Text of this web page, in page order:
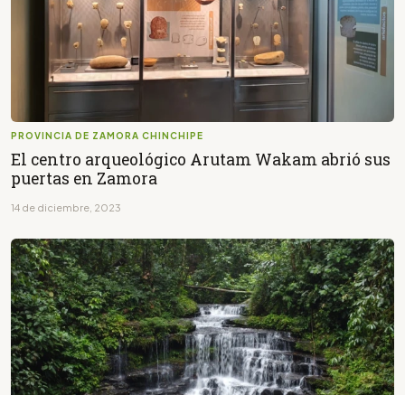
PROVINCIA DE ZAMORA CHINCHIPE
El centro arqueológico Arutam Wakam abrió sus
puertas en Zamora
14 de diciembre, 2023